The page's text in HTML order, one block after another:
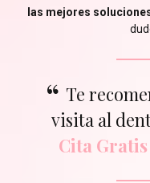
las mejores
Te
visita al
Cita